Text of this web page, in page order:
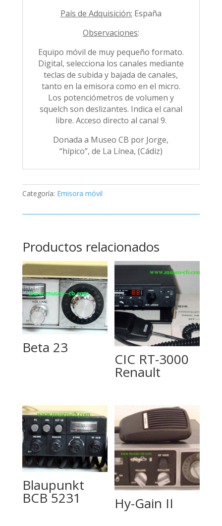
País de Adquisición: España
Observaciones:
Equipo móvil de muy pequeño formato.
Digital, selecciona los canales mediante
teclas de subida y bajada de canales,
tanto en la emisora como en el micro.
Los potenciómetros de volumen y
squelch son deslizantes. Indica el canal
libre. Acceso directo al canal 9.
Donada a Museo CB por Jorge,
“hípico”, de La Línea, (Cádiz)
Categoría: Emisora móvil
Productos relacionados
Beta 23
CIC RT-3000
Renault
Blaupunkt
BCB 5231 Hy-Gain II